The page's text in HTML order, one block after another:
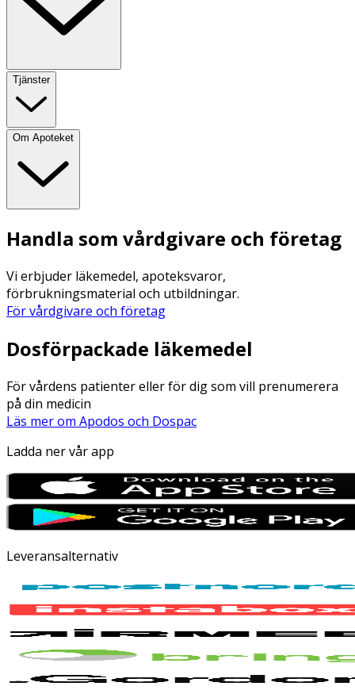
Tjänster
Om Apoteket
Handla som vårdgivare och företag
Vi erbjuder läkemedel, apoteksvaror,
förbrukningsmaterial och utbildningar.
För vårdgivare och företag
Dosförpackade läkemedel
För vårdens patienter eller för dig som vill prenumerera
på din medicin
Läs mer om Apodos och Dospac
Ladda ner vår app
Leveransalternativ